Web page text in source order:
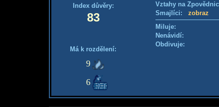
Index důvěry:
83
Má k rozdělení:
9
6
Vztahy na
Smajlíci: zobraz
Miluje:
Nenávidí:
Obdivuje: